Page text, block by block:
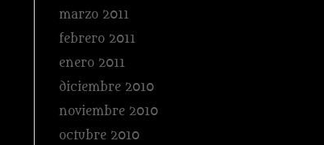
marzo 2011
febrero 2011
enero 2011
diciembre 2010
noviembre 2010
octubre 2010